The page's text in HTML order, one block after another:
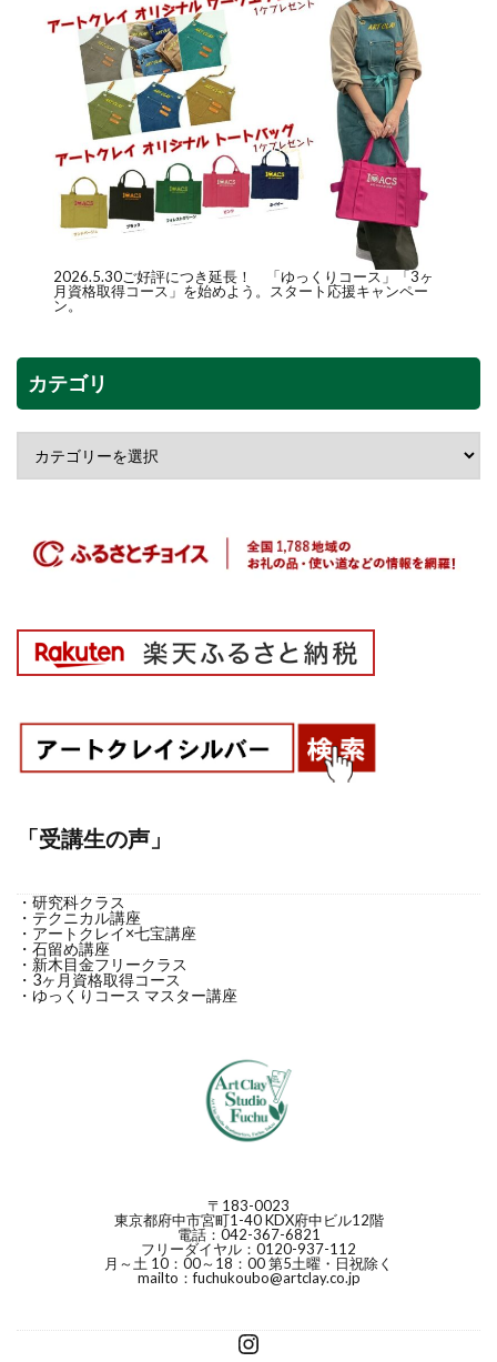
2026.5.30ご好評につき延長！ 「ゆっくりコース 」「3ヶ
月資格取得コース 」を始めよう。スタート応援キャンペー
ン。
カテゴリ
「受講生の声」
・研究科クラス
・テクニカル講座
・アートクレイ×七宝講座
・石留め講座
・新木目金フリークラス
・3ヶ月資格取得コース
・ゆっくりコース マスター講座
〒183-0023
東京都府中市宮町1-40 KDX府中ビル12階
電話：042-367-6821
フリーダイヤル：0120-937-112
月～土 10：00～18：00 第5土曜・日祝除く
mailto：fuchukoubo@artclay.co.jp